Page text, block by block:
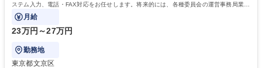
ステム入力、電話・FAX対応をお任せします。将来的には、各種委員会の運営事務局業務
などにも幅広く携わっていただきます。
月給
23万円～27万円
勤務地
東京都文京区